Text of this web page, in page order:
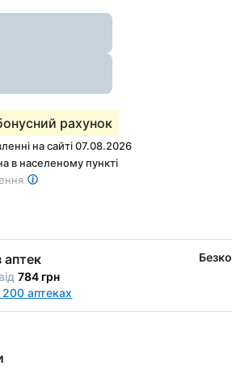
рахунок
на сайті 07.08.2026
в населеному пункті
аптек
від 784 грн
200 аптеках